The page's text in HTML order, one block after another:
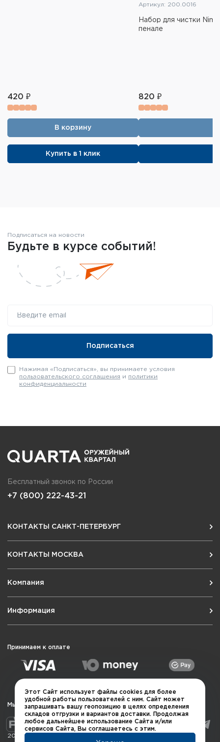
420 ₽
В корзину
Купить в 1 клик
Артикул: 200.0016
Набор для чистки
пенале
820 ₽
Подписаться на новости
Будьте в курсе событий!
Нажимая «Подписаться», вы принимаете условия
пользовательского соглашения и политики
конфиденциальности
Бесплатный звонок по России
+7 (800) 222-43-21
КОНТАКТЫ САНКТ-ПЕТЕРБУРГ
КОНТАКТЫ МОСКВА
Компания
Информация
Принимаем к оплате
Мы в социальных сетях
2026 © QUARTA "Оружейный квартал"
Этот Сайт использует файлы cookies для более
удобной работы пользователей с ним. Сайт может
запрашивать вашу геопозицию в целях определения
складов отгрузки и вариантов доставки. Продолжая
любое дальнейшее использование Сайта и/или
сервисов Сайта, Вы соглашаетесь с этим.